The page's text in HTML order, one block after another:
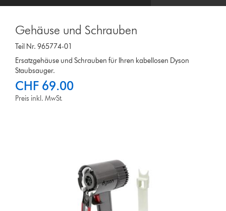
Gehäuse und Schrauben
Teil Nr. 965774-01
Ersatzgehäuse und Schrauben für Ihren kabellosen Dyson
Staubsauger.
CHF 69.00
Preis inkl. MwSt.